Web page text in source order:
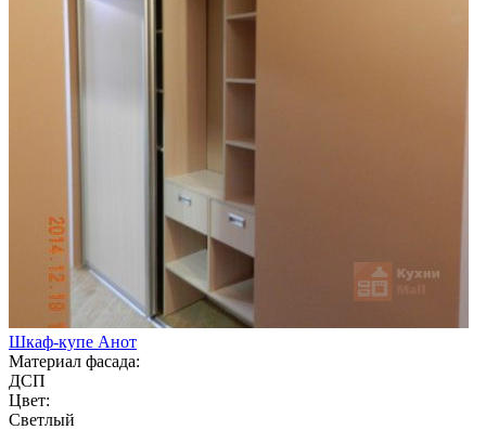
Шкаф-купе Анот
Материал фасада:
ДСП
Цвет:
Светлый